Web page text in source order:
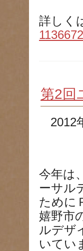
詳しく
第2回
2012
今年は
ーサル
ために
嬉野市
ルデザ
いてい